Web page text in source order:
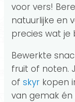
voor vers!
natuurlijke en
precies wat je
Bewerkte
fruit of noten.
of skyr kopen
van gemak én